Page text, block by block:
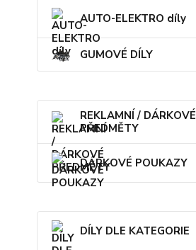
AUTO-ELEKTRO díly
GUMOVÉ DÍLY
REKLAMNÍ / DÁRKOVÉ
PŘEDMĚTY
DÁRKOVÉ POUKAZY
DÍLY DLE KATEGORIE